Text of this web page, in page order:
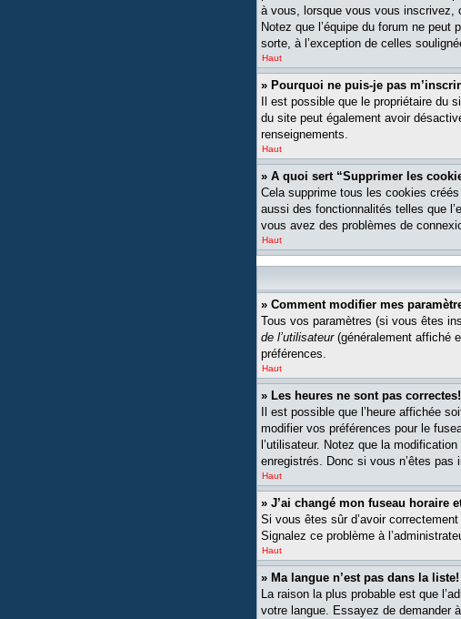
à vous, lorsque vous vous inscrivez,
Notez que l’équipe du forum ne
sorte, à l’exception de celles
Haut
» Pourquoi ne puis-je pas
Il est possible que le propriétaire du
du site peut également avoir
renseignements.
Haut
» A quoi sert “Supprimer les
Cela supprime tous les cookies
aussi des fonctionnalités telles que
vous avez des problèmes de
Haut
» Comment modifier mes
Tous vos paramètres (si vous êtes
de l’utilisateur(généralement affiché
préférences.
Haut
» Les heures ne sont pas correctes!
Il est possible que l’heure affichée
modifier vos préférences pour le
l’utilisateur. Notez que la
enregistrés. Donc si vous n’êtes pas
Haut
» J’ai changé mon fuseau horaire
Si vous êtes sûr d’avoir
Signalez ce problème à
Haut
» Ma langue n’est pas dans la liste!
La raison la plus probable est que
votre langue. Essayez de demander